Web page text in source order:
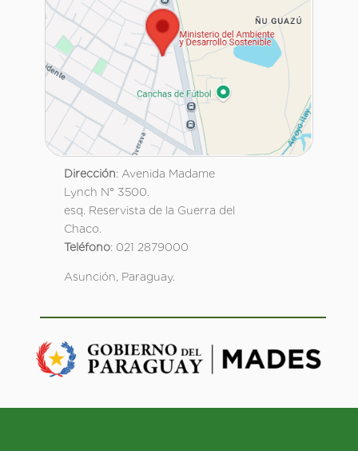
Dirección: Avenida Madame
Lynch N° 3500.
esq. Reservista de la Guerra del
Chaco.
Teléfono: 021 2879000
Asunción, Paraguay.